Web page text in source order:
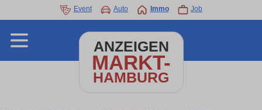
Event Auto Immo Job
ANZEIGEN
MARKT-
HAMBURG